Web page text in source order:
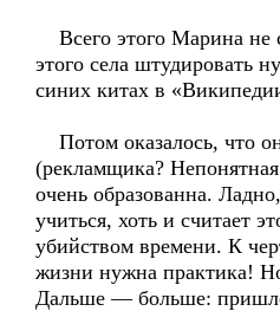
Всего этого Марина не
этого села штудировать
синих китах в
Потом оказалось, что
(рекламщика?
очень образованна.
учиться, хоть и считает
убийством времени. К
жизни нужна практика!
Дальше — больше: